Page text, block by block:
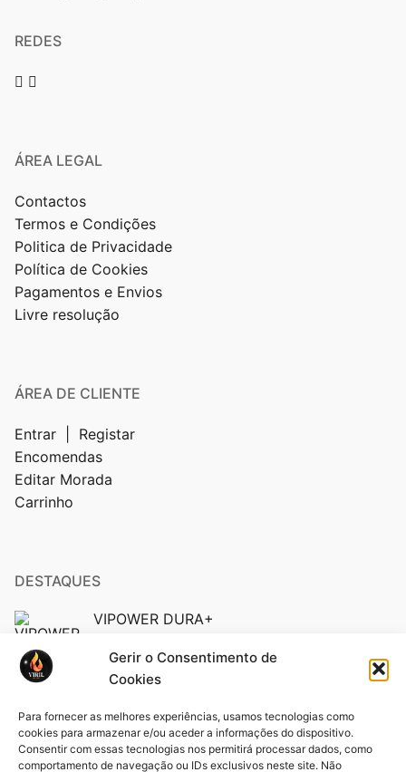
Gerir o Consentimento de
Cookies
Para fornecer as melhores experiências, usamos tecnologias como
cookies para armazenar e/ou aceder a informações do dispositivo.
Consentir com essas tecnologias nos permitirá processar dados, como
comportamento de navegação ou IDs exclusivos neste site. Não
REDES
ÁREA LEGAL
Contactos
Termos e Condições
Politica de Privacidade
Política de Cookies
Pagamentos e Envios
Livre resolução
ÁREA DE CLIENTE
Entrar | Registar
Encomendas
Editar Morada
Carrinho
DESTAQUES
VIPOWER DURA+
Vipower 5200 Edição Ouro: O Poder da
Sofisticação em Suas Mãos (Cópia)
19,95€ IVA inc.